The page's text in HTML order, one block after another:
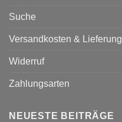
Suche
Versandkosten & Lieferung
Widerruf
Zahlungsarten
NEUESTE BEITRÄGE